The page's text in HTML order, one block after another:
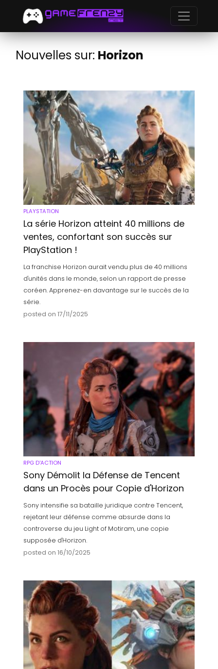
Nouvelles sur: Horizon
PLAYSTATION
La série Horizon atteint 40 millions de
ventes, confortant son succès sur
PlayStation !
La franchise Horizon aurait vendu plus de 40 millions
d'unités dans le monde, selon un rapport de presse
coréen. Apprenez-en davantage sur le succès de la
série.
posted on 17/11/2025
RPG D'ACTION
Sony Démolit la Défense de Tencent
dans un Procès pour Copie d'Horizon
Sony intensifie sa bataille juridique contre Tencent,
rejetant leur défense comme absurde dans la
controverse du jeu Light of Motiram, une copie
supposée d'Horizon.
posted on 16/10/2025